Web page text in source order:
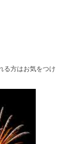
る方はお気をつけ